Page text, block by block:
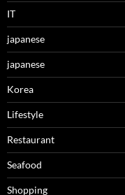
IT
japanese
japanese
Korea
Lifestyle
Restaurant
Seafood
Shopping